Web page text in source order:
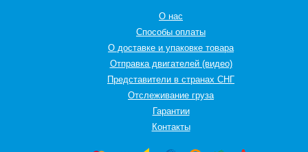
О нас
Способы оплаты
О доставке и упаковке товара
Отправка двигателей (видео)
Представители в странах СНГ
Oтслеживание груза
Гарантии
Контакты